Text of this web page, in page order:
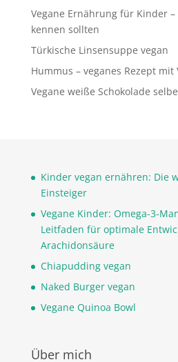
Vegane Ernährung für Kinder
kennen sollten
Türkische Linsensuppe vegan
Hummus – veganes Rezept mit
Vegane weiße Schokolade
Kinder vegan ernähren: Die
Einsteiger
Vegane Kinder: Omega-3-
Leitfaden für optimale
Arachidonsäure
Chiapudding vegan
Naked Burger vegan
Vegane Quinoa Bowl
Über mich